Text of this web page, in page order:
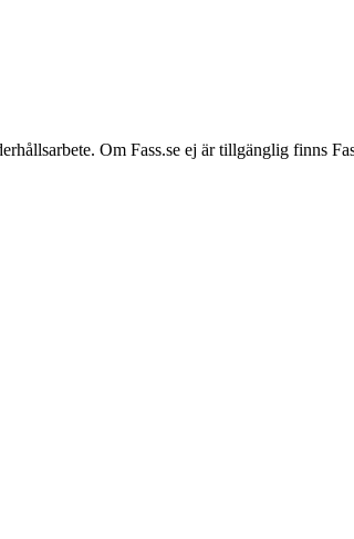
Om Fass.se ej är tillgänglig finns